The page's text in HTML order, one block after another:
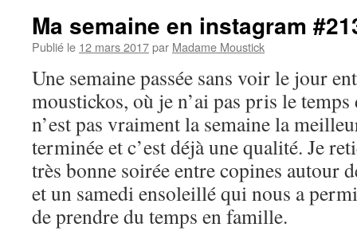
Ma semaine en instagram
Publié le 12 mars 2017par Madame Moustick
Une semaine passée sans voir le jour
moustickos, où je n’ai pas pris le
n’est pas vraiment la semaine la
terminée et c’est déjà une qualité. Je
très bonne soirée entre copines autour
et un samedi ensoleillé qui nous a
de prendre du temps en famille.